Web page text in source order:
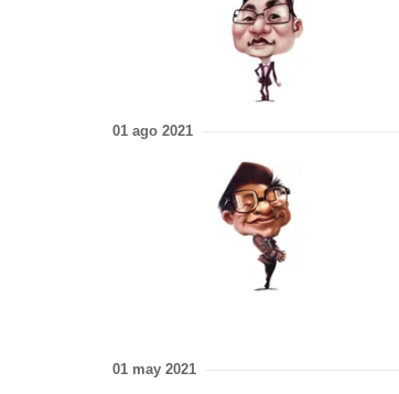
01 ago 2021
01 may 2021